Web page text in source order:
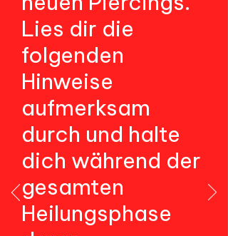
Lies dir die
folgenden
Hinweise
aufmerksam
durch und halte
dich während der
gesamten
Heilungsphase